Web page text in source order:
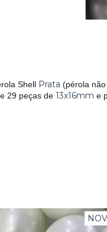
Shell Prata (pérola
29 peças de 13x16mm e